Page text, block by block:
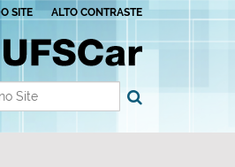
Busca
SITE ALTO CONTRASTE